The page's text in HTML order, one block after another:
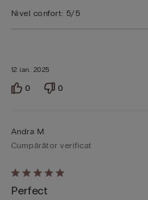
12 ian. 2025
Nivel confort: 5/5
0 0
Evaluat
5
Andra M
Cumpărător verificat
Perfect